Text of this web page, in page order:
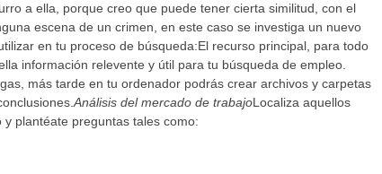
a ella, porque creo que puede tener cierta similitud, con el
escena de un crimen, en este caso se investiga un nuevo
en tu proceso de búsqueda:El recurso principal, para todo
información relevente y útil para tu búsqueda de empleo.
más tarde en tu ordenador podrás crear archivos y carpetas
Análisis del mercado de trabajoLocaliza aquellos
plantéate preguntas tales como: